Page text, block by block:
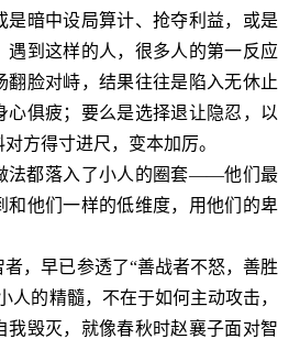
是暗中设局算计、抢夺利益，或是
遇到这样的人，很多人的第一反应
翻脸对峙，结果往往是陷入无休止
心俱疲；要么是选择退让隐忍，以
方得寸进尺，变本加厉。
法都落入了小人的圈套——他们最
和他们一样的低维度，用他们的卑
，早已参透了“善战者不怒，善胜
人的精髓，不在于如何主动攻击，
我毁灭，就像春秋时赵襄子面对智